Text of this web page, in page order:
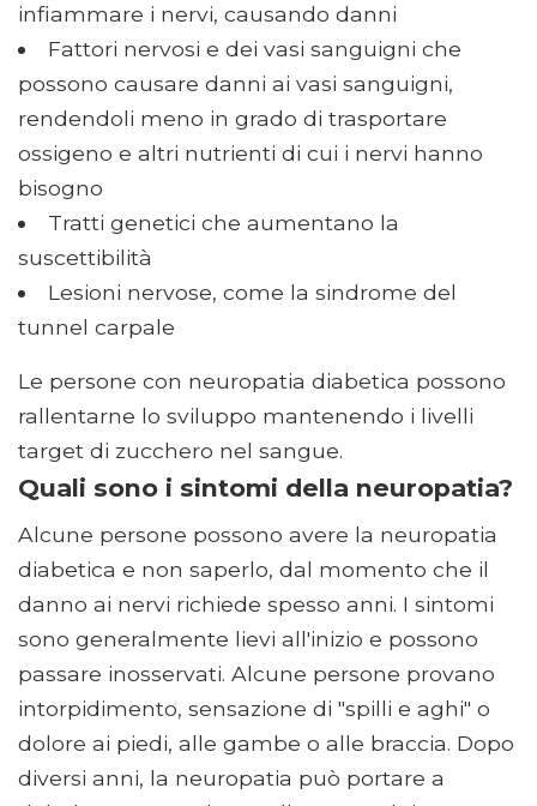
infiammare i nervi, causando danni
Fattori nervosi e dei vasi sanguigni che
possono causare danni ai vasi sanguigni,
rendendoli meno in grado di trasportare
ossigeno e altri nutrienti di cui i nervi hanno
bisogno
Tratti genetici che aumentano la
suscettibilità
Lesioni nervose, come la sindrome del
tunnel carpale
Le persone con neuropatia diabetica possono
rallentarne lo sviluppo mantenendo i livelli
target di zucchero nel sangue.
Quali sono i sintomi della neuropatia?
Alcune persone possono avere la neuropatia
diabetica e non saperlo, dal momento che il
danno ai nervi richiede spesso anni. I sintomi
sono generalmente lievi all'inizio e possono
passare inosservati. Alcune persone provano
intorpidimento, sensazione di "spilli e aghi" o
dolore ai piedi, alle gambe o alle braccia. Dopo
diversi anni, la neuropatia può portare a